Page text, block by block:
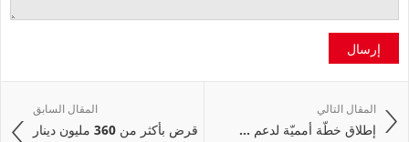
إرسال
المقال السابق
قرض بأكثر من 360 مليون دينار
المقال التالي
إطلاق خطّة أمميّة لدعم ...